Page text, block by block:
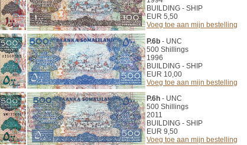
BUILDING - SHIP
EUR 5,50
Voeg toe aan mijn bestelling
P.6b - UNC
500 Shillings
1996
BUILDING - SHIP
EUR 10,00
Voeg toe aan mijn bestelling
P.6h - UNC
500 Shillings
2011
BUILDING - SHIP
EUR 9,50
Voeg toe aan mijn bestelling